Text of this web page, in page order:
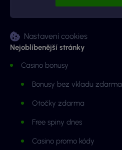
Nastavení cookies
Nejoblíbenější stránky
Casino bonusy
Bonusy bez vkladu zdarma
Otočky zdarma
Free spiny dnes
Casino promo kódy